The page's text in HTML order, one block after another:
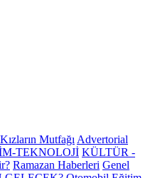
Mutfağı Advertorial
TEKNOLOJİ KÜLTÜR -
Ramazan Haberleri Genel